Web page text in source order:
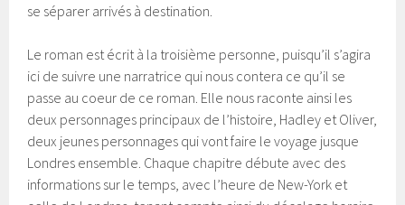
se séparer arrivés à destination.
Le roman est écrit à la troisième personne, puisqu’il s’agira
ici de suivre une narratrice qui nous contera ce qu’il se
passe au coeur de ce roman. Elle nous raconte ainsi les
deux personnages principaux de l’histoire, Hadley et Oliver,
deux jeunes personnages qui vont faire le voyage jusque
Londres ensemble. Chaque chapitre débute avec des
informations sur le temps, avec l’heure de New-York et